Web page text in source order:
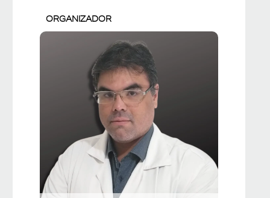
ORGANIZADOR